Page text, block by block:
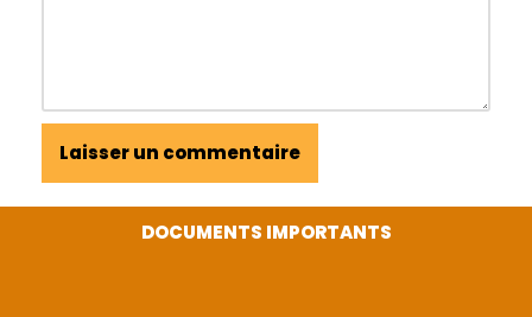
DOCUMENTS IMPORTANTS